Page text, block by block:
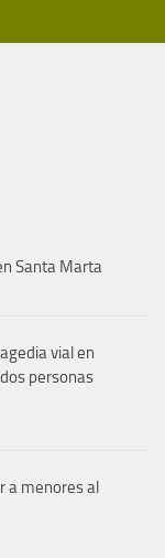
Santa Marta
vial en
personas
a menores al